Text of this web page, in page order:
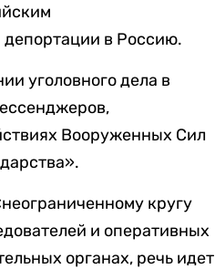
в Россию.
уголовного дела в
Вооруженных Сил
кругу
и оперативных
органах, речь идет